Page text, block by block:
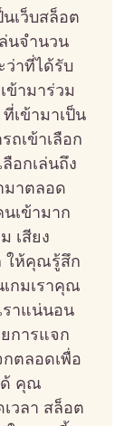
เว็บสล็อต
นจำนวน
ว่าที่ได้รับ
ข้ามาร่วม
เข้ามาเป็น
ถเข้าเลือก
อกเล่นถึง
มาตลอด
เข้ามาก
เสียง
ให้คุณรู้สึก
เกมเราคุณ
ราแน่นอน
การแจก
ตลอดเพื่อ
ด้ คุณ
วลา สล็อต